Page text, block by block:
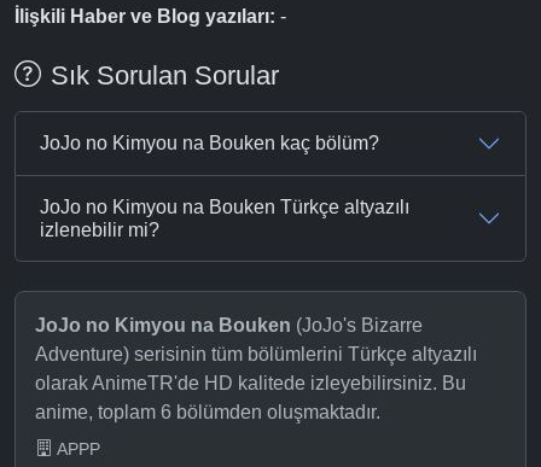
İlişkili Haber ve Blog yazıları: -
Sık Sorulan Sorular
JoJo no Kimyou na Bouken kaç bölüm?
JoJo no Kimyou na Bouken Türkçe altyazılı
izlenebilir mi?
JoJo no Kimyou na Bouken (JoJo's Bizarre
Adventure) serisinin tüm bölümlerini Türkçe altyazılı
olarak AnimeTR'de HD kalitede izleyebilirsiniz. Bu
anime, toplam 6 bölümden oluşmaktadır.
APPP